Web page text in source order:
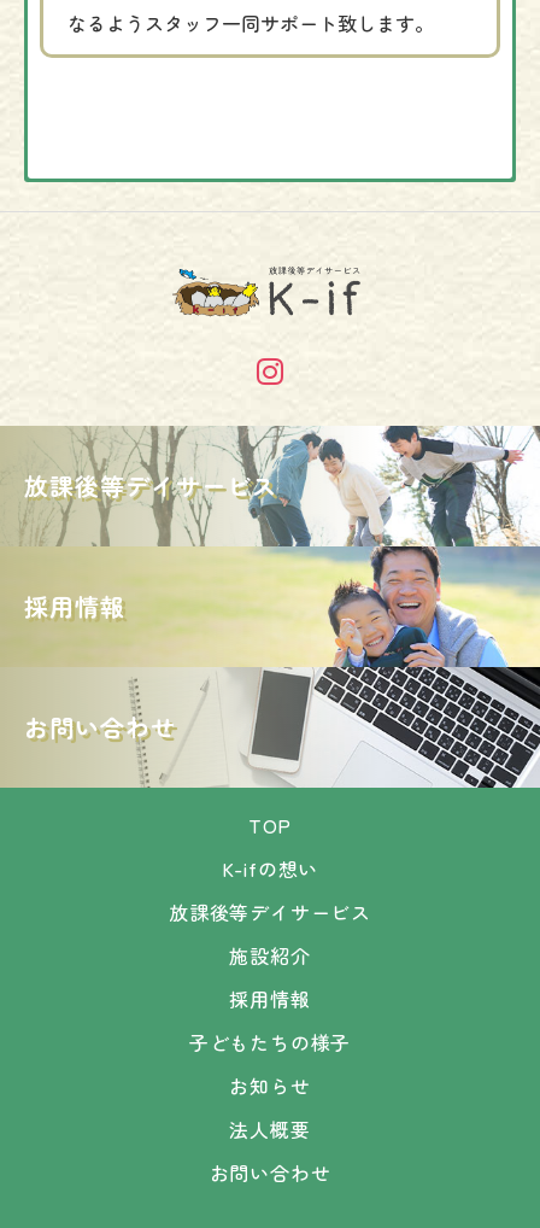
なるようスタッフ一同サポート致します。
利用負担額の上限
世帯収入に応じて1-3のうちの負担額が決定しま
1.生活保護受給世帯
市町村民税非課金税世帯
負担上限額0円
2.市町村民税課税世帯
（前年度の年間所得が890万円以下の世帯）
負担上限額4,600円
3.前年度の年間所宅が890万円以上の世帯
※児童活動費として上記と別途1回100円の料金を
２０２５年１０月
〇：空きあり △：お問い合わせ下さい ×：空き
月 火 水 木 金 土 日
〇 △ 休 △ △ △ 休
※ 送迎場所によっては、ご相談させて頂く可能性
はあります。
代表
誰もが『普通』に暮らせる世の中を目指して
います。などと耳障りのいい大きなことは言
いませんが、自分の手の届く範囲の人が『普
通』に暮らせるようになる手助けができれば
と日々考えています。
放課後等デイサービス
採用情報
お問い合わせ
TOP
K-ifの想い
放課後等デイサービス
施設紹介
採用情報
子どもたちの様子
お知らせ
法人概要
お問い合わせ